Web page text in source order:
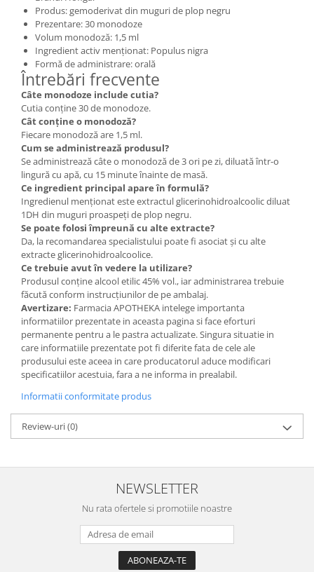
Produs: gemoderivat din muguri de plop negru
Prezentare: 30 monodoze
Volum monodoză: 1,5 ml
Ingredient activ menționat: Populus nigra
Formă de administrare: orală
Întrebări frecvente
Câte monodoze include cutia?
Cutia conține 30 de monodoze.
Cât conține o monodoză?
Fiecare monodoză are 1,5 ml.
Cum se administrează produsul?
Se administrează câte o monodoză de 3 ori pe zi, diluată într-o
lingură cu apă, cu 15 minute înainte de masă.
Ce ingredient principal apare în formulă?
Ingredienul menționat este extractul glicerinohidroalcoolic diluat
1DH din muguri proaspeți de plop negru.
Se poate folosi împreună cu alte extracte?
Da, la recomandarea specialistului poate fi asociat și cu alte
extracte glicerinohidroalcoolice.
Ce trebuie avut în vedere la utilizare?
Produsul conține alcool etilic 45% vol., iar administrarea trebuie
făcută conform instrucțiunilor de pe ambalaj.
Avertizare: Farmacia APOTHEKA intelege importanta
informatiilor prezentate in aceasta pagina si face eforturi
permanente pentru a le pastra actualizate. Singura situatie in
care informatiile prezentate pot fi diferite fata de cele ale
produsului este aceea in care producatorul aduce modificari
specificatiilor acestuia, fara a ne informa in prealabil.
Informatii conformitate produs
Review-uri(0)
NEWSLETTER
Nu rata ofertele si promotiile noastre